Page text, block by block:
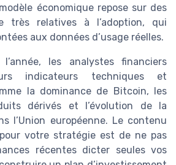
économique repose sur des
très relatives à l’adoption, qui
aux données d’usage réelles.
les analystes financiers
indicateurs techniques et
la dominance de Bitcoin, les
dérivés et l’évolution de la
l’Union européenne. Le contenu
votre stratégie est de ne pas
récentes dicter seules vos